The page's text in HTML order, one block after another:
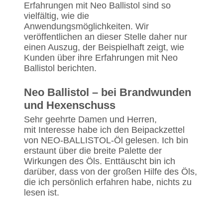
Erfahrungen mit Neo Ballistol sind so
vielfältig, wie die
Anwendungsmöglichkeiten. Wir
veröffentlichen an dieser Stelle daher nur
einen Auszug, der Beispielhaft zeigt, wie
Kunden über ihre Erfahrungen mit Neo
Ballistol berichten.
Neo Ballistol – bei Brandwunden
und Hexenschuss
Sehr geehrte Damen und Herren,
mit Interesse habe ich den Beipackzettel
von NEO-BALLISTOL-Öl gelesen. Ich bin
erstaunt über die breite Palette der
Wirkungen des Öls. Enttäuscht bin ich
darüber, dass von der großen Hilfe des Öls,
die ich persönlich erfahren habe, nichts zu
lesen ist.